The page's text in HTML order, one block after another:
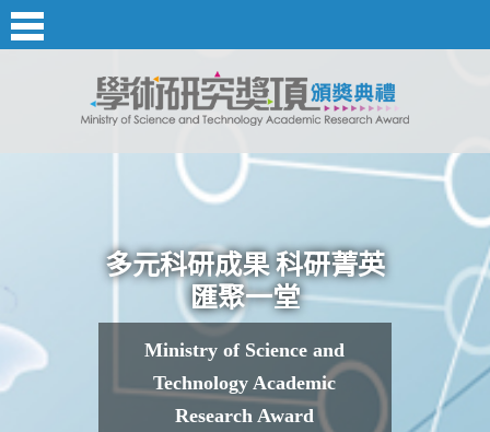
多元科研成果 科研菁英
匯聚一堂
Ministry of Science and
Technology Academic
Research Award